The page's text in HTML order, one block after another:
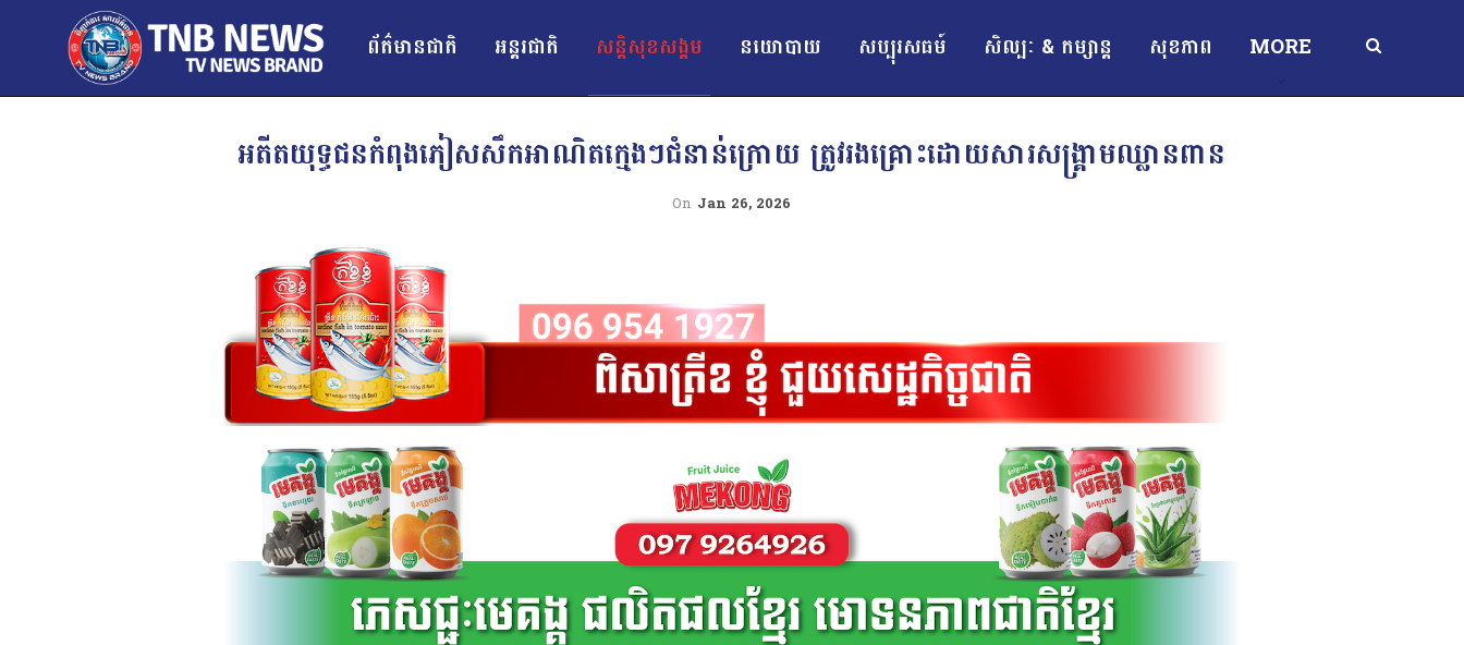
ព័ត៌មានជាតិ អន្ដរជាតិ សន្តិសុខសង្គម នយោបាយ សប្បុរសធម៍ សិល្បៈ & កម្សាន្ត សុខភាព MORE
អតីតយុទ្ធជនកំពុងភៀសសឹកអាណិតក្មេងៗជំនាន់ក្រោយ ត្រូវរងគ្រោះដោយសារសង្គ្រាមឈ្លានពាន
On Jan 26, 2026